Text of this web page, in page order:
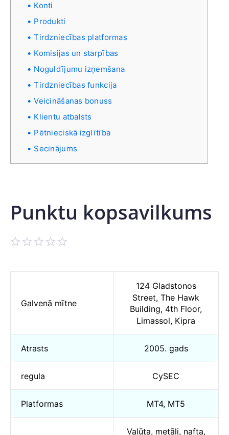
Konti
Produkti
Tirdzniecības platformas
Komisijas un starpības
Noguldījumu izņemšana
Tirdzniecības funkcija
Veicināšanas bonuss
Klientu atbalsts
Pētnieciskā izglītība
Secinājums
Punktu kopsavilkums
Galvenā mītne
124 Gladstonos
Street, The Hawk
Building, 4th Floor,
Limassol, Kipra
Atrasts 2005. gads
regula CySEC
Platformas MT4, MT5
Valūta, metāli, nafta,